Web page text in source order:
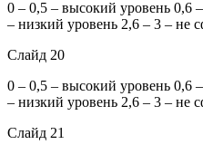
0 – 0,5 – высокий уровень 0,6
– низкий уровень 2,6 – 3 – не
Слайд 20
0 – 0,5 – высокий уровень 0,6
– низкий уровень 2,6 – 3 – не
Слайд 21